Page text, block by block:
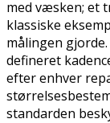
med væsken; et
klassiske
målingen
defineret
efter enhver
standarden